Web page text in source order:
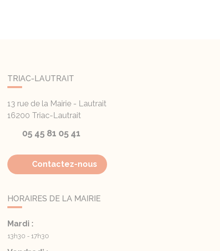
TRIAC-LAUTRAIT
13 rue de la Mairie - Lautrait
16200 Triac-Lautrait
05 45 81 05 41
Contactez-nous
HORAIRES DE LA MAIRIE
Mardi :
13h30 - 17h30